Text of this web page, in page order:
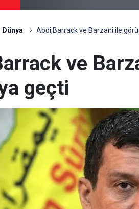
Dünya Abdi,Barrack ve Barzani ile
ve
geçti